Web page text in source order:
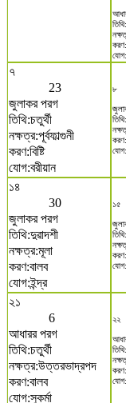
৭
23
জুলাকর পরগ
তিথি:চতুর্থী
নক্ষত্র:পূর্বফাল্গুনী
করণ:বিষ্টি
যোগ:বরীয়ান
৮
১৪
30
জুলাকর পরগ
তিথি:দুৱাদশী
নক্ষত্র:মূলা
করণ:বালব
যোগ:ইন্দ্র
১৫
২১
6
আধারর পরগ
তিথি:চতুর্থী
নক্ষত্র:উত্তরভাদ্রপদ
করণ:বালব
যোগ:সুকর্মা
২২